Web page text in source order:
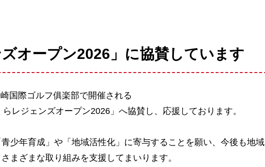
ズオープン2026」に協賛しています
国際ゴルフ俱楽部で開催される
レジェンズオープン2026」へ協賛し、応援しております。
少年育成」や「地域活性化」に寄与することを願い、今後も地域
まざまな取り組みを支援してまいります。